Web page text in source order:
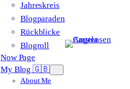
Jahreskreis
Blogparaden
Rückblicke
Blogroll
Now Page
My Blog 🇬🇧
About Me